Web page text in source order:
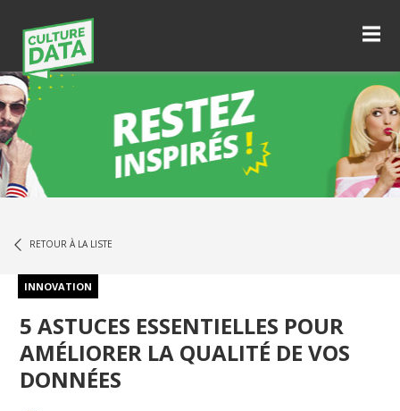
RETOUR À LA LISTE
INNOVATION
5 ASTUCES ESSENTIELLES POUR
AMÉLIORER LA QUALITÉ DE VOS
DONNÉES